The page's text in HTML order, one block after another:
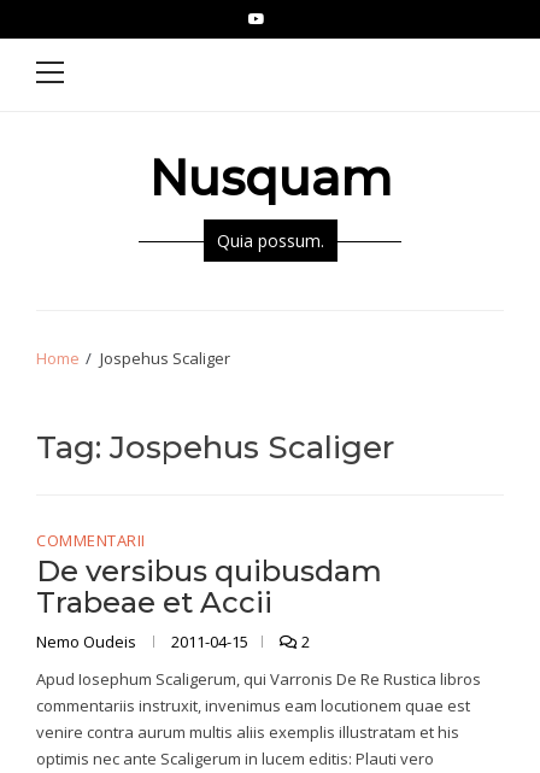
YouTube
Primary
Nusquam
Quia possum.
Home Jospehus Scaliger
Tag:Jospehus Scaliger
COMMENTARII
De versibus quibusdam
Trabeae et Accii
Nemo Oudeis 2011-04-15
2
Apud Iosephum Scaligerum, qui Varronis De Re Rustica libros
commentariis instruxit, invenimus eam locutionem quae est
venire contra aurum multis aliis exemplis illustratam et his
optimis nec ante Scaligerum in lucem editis: Plauti vero